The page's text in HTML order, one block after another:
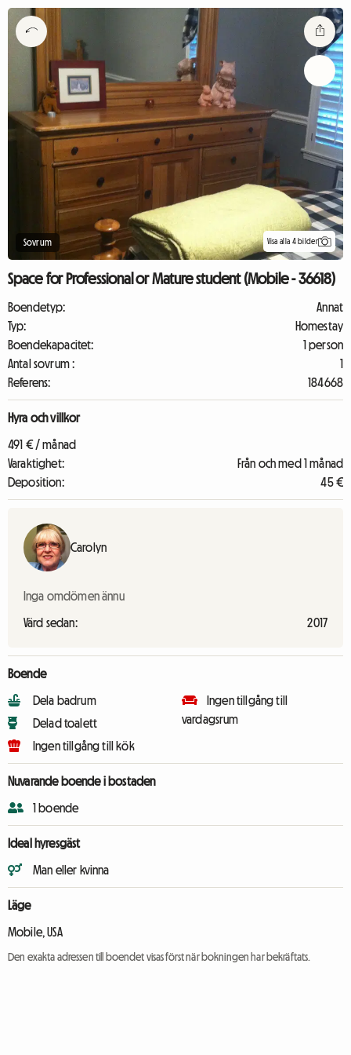
Sovrum Visa alla 4 bilder
Space for Professional or Mature student (Mobile - 36618)
Boendetyp:
Annat
Typ:
Homestay
Boendekapacitet:
1 person
Antal sovrum :
1
Referens:
184668
Hyra och villkor
491 € / månad
Varaktighet:
Från och med 1 månad
Deposition:
45 €
Carolyn
Inga omdömen ännu
Värd sedan: 2017
Boende
Dela badrum
Delad toalett
Ingen tillgång till kök
Ingen tillgång till
vardagsrum
Nuvarande boende i bostaden
1 boende
Ideal hyresgäst
Man eller kvinna
Läge
Mobile, USA
Den exakta adressen till boendet visas först när bokningen har bekräftats.